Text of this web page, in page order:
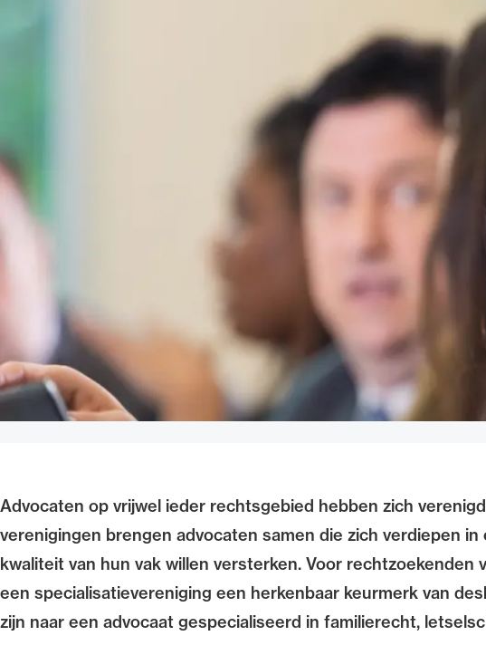
Advocaten op vrijwel ieder rechtsgebied hebben zich
verenigingen brengen advocaten samen die zich verdiepen
kwaliteit van hun vak willen versterken. Voor rechtzoekenden
een specialisatievereniging een herkenbaar keurmerk van
zijn naar een advocaat gespecialiseerd in familierecht,
Alle wet- en regelgeving voor de
Advocatenwet tot de Verordening op de
(Voda) en de Regeling op de advocatuur